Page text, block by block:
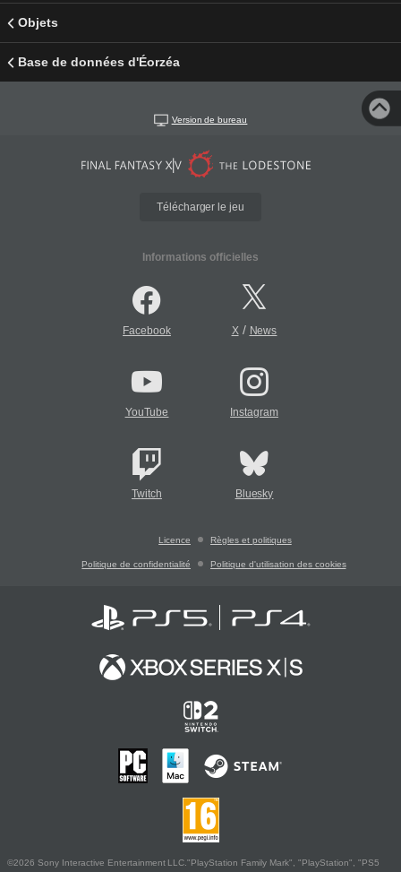
Objets
Base de données d'Éorzéa
Version de bureau
Télécharger le jeu
Informations officielles
Facebook X/ News
YouTube Instagram
Twitch Bluesky
Licence Règles et politiques
Politique de confidentialité Politique d'utilisation des cookies
©2026 Sony Interactive Entertainment LLC."PlayStation Family Mark", "PlayStation", "PS5